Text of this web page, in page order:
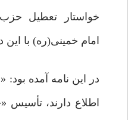
خواستار تعطیل
امام خمینی(ره) با
در این نامه آمده
اطلاع دارند،